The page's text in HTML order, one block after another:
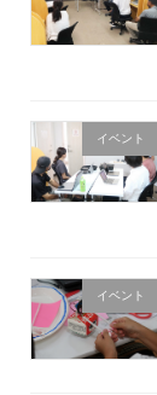
イベント
イベント